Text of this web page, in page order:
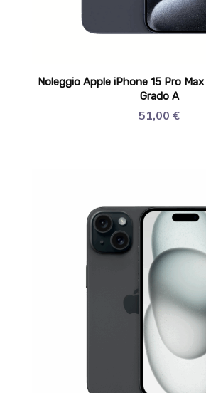
Noleggio Apple iPhone 15 Pro
Grado A
51,00 €